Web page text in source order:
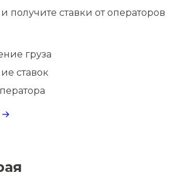
получите ставки от операторов
груза
ставок
→